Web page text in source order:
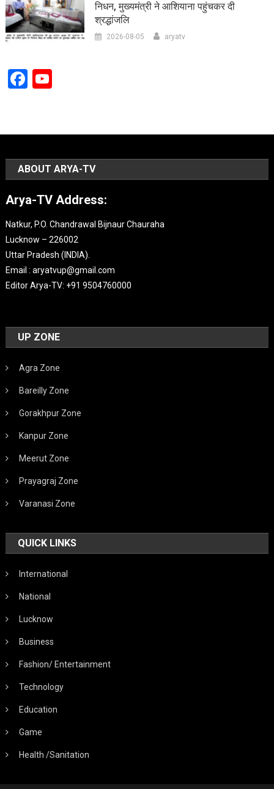
निधन, मुख्यमंत्री ने आशियाना पहुंचकर दी
श्रद्धांजलि
2026-08-05 aryatv
Facebook
YouTube
ABOUT ARYA-TV
Arya-TV Address:
Natkur, P.O. Chandrawal Bijnaur Chauraha
Lucknow – 226002
Uttar Pradesh (INDIA).
Email : aryatvup@gmail.com
Editor Arya-TV: +91 9504760000
UP ZONE
Agra Zone
Bareilly Zone
Gorakhpur Zone
Kanpur Zone
Meerut Zone
Prayagraj Zone
Varanasi Zone
QUICK LINKS
International
National
Lucknow
Business
Fashion/ Entertainment
Technology
Education
Game
Health /Sanitation